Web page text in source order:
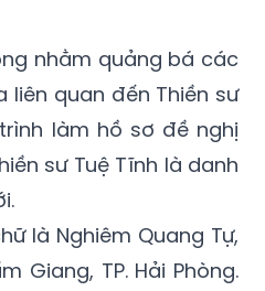
nhằm quảng bá các
liên quan đến Thiền sư
làm hồ sơ đề nghị
sư Tuệ Tĩnh là danh
là Nghiêm Quang Tự,
Giang, TP. Hải Phòng.